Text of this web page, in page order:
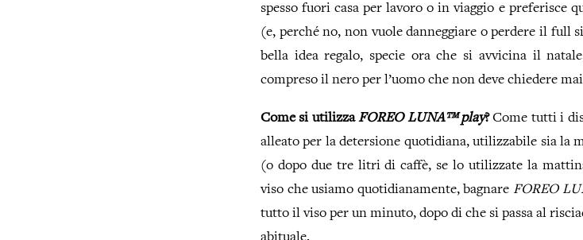
spesso fuori casa per lavoro o in viaggio e preferisce
(e, perché no, non vuole danneggiare o perdere il full
bella idea regalo, specie ora che si avvicina il
compreso il nero per l’uomo che non deve chiedere
Come si utilizzaFOREO LUNA™ play?Come tutti i
alleato per la detersione quotidiana, utilizzabile sia la
(o dopo due tre litri di caffè, se lo utilizzate la
viso che usiamo quotidianamente, bagnare FOREO
tutto il viso per un minuto, dopo di che si passa al